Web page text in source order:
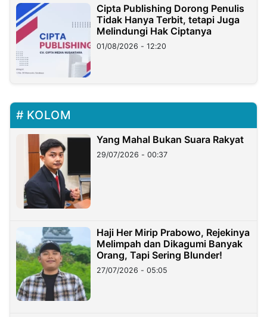
Cipta Publishing Dorong Penulis
Tidak Hanya Terbit, tetapi Juga
Melindungi Hak Ciptanya
01/08/2026 - 12:20
KOLOM
Yang Mahal Bukan Suara Rakyat
29/07/2026 - 00:37
Haji Her Mirip Prabowo, Rejekinya
Melimpah dan Dikagumi Banyak
Orang, Tapi Sering Blunder!
27/07/2026 - 05:05